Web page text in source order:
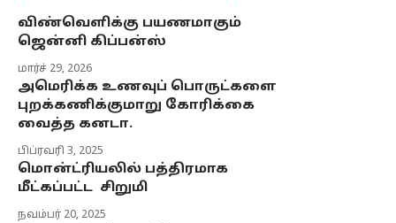
விண்வெளிக்கு பயணமாகும்
ஜென்னி கிப்பன்ஸ்
மார்ச் 29, 2026
அமெரிக்க உணவுப் பொருட்களை
புறக்கணிக்குமாறு கோரிக்கை
வைத்த கனடா.
பிப்ரவரி 3, 2025
மொன்ட்ரியலில் பத்திரமாக
மீட்கப்பட்ட சிறுமி
நவம்பர் 20, 2025